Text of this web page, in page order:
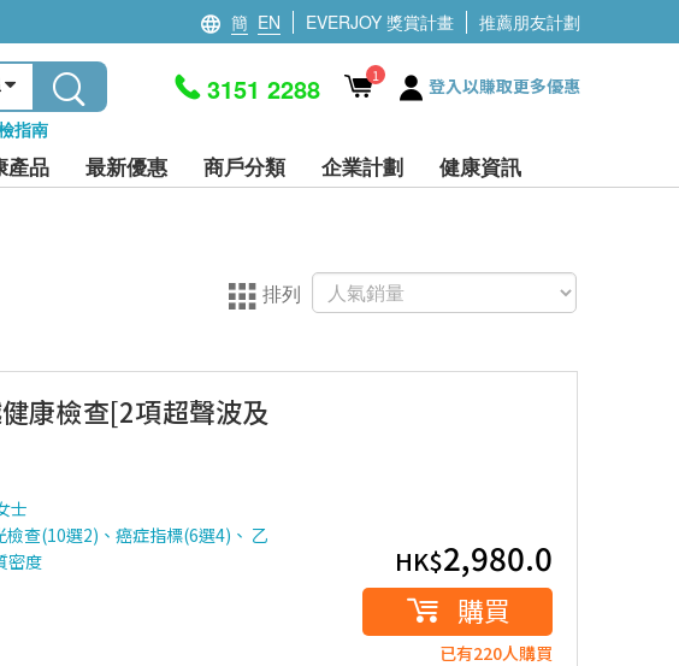
簡 EN EVERJOY 獎賞計畫 推薦朋友計劃
指南
3151 2288 1 登入以賺取更多優惠
產品 最新優惠 商戶分類 企業計劃 健康資訊
排列
康檢查[2項超聲波及
士
查(10選2)、癌症指標(6選4)、 乙
密度
HK$2,980.0
購買
已有220人購買